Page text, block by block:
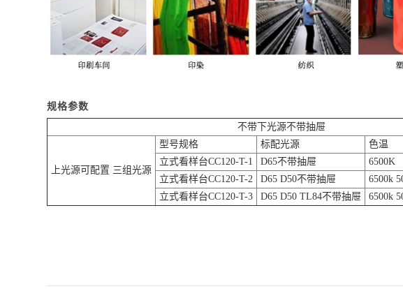
规格参数
不带下光源不带抽屉
上光源可配置 三组光源
型号规格 标配光源 色温
立式看样台CC120-T-1
D65不带抽屉 6500K
立式看样台CC120-T-2
D65 D50不带抽屉 6500k
立式看样台CC120-T-3
D65 D50 TL84不带抽屉 6500k